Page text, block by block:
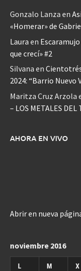
Gonzalo Lanza en
«Homerar» de
Laura en
que crecí» #2
Silvana en
2024: “Barrio Nuevo
Maritza Cruz Arzola
– LOS METALES
AHORA EN VIVO
Abrir en nueva
noviembre 2016
L M X